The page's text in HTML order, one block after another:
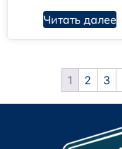
Читать далее
1 2 3